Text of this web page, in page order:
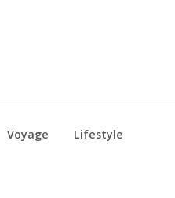
Voyage Lifestyle